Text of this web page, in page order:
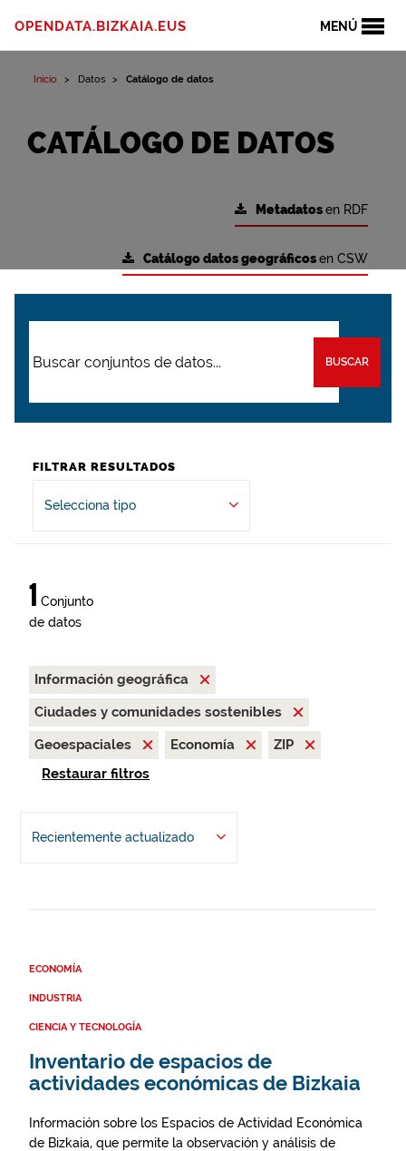
MENÚ
OPENDATA.BIZKAIA.EUS
Inicio Datos Catálogo de datos
CATÁLOGO DE DATOS
Metadatosen RDF
Catálogo datos geográficosen CSW
BUSCAR
FILTRAR RESULTADOS
Selecciona tipo
1 Conjunto
de datos
Información geográfica
Ciudades y comunidades sostenibles
Geoespaciales
Economía
ZIP
Restaurar filtros
Recientemente actualizado
ECONOMÍA
INDUSTRIA
CIENCIA Y TECNOLOGÍA
Inventario de espacios de
actividades económicas de Bizkaia
Información sobre los Espacios de Actividad Económica
de Bizkaia, que permite la observación y análisis de